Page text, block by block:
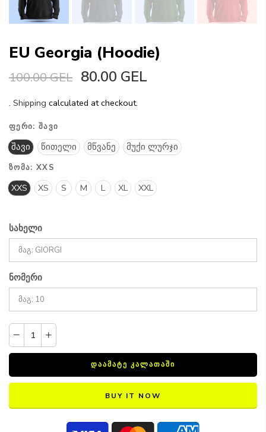
EU Georgia (Hoodie)
100.00 GEL 80.00 GEL
. Shipping calculated at checkout.
ᲤᲔᲠᲘ: ᲨᲐᲕᲘ
შავი წითელი მწვანე მუქი ლურჯი
ᲖᲝᲛᲐ: XXS
XXS XS S M L XL XXL
სახელი
ნომერი
ᲓᲐᲐᲛᲐᲢᲔ ᲙᲐᲚᲐᲗᲐᲨᲘ
BUY IT NOW